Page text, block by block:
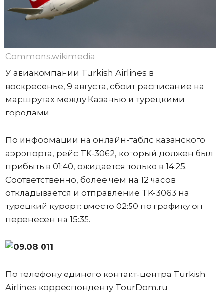
Commons.wikimedia
У авиакомпании Turkish Airlines в
воскресенье, 9 августа, сбоит расписание на
маршрутах между Казанью и турецкими
городами.
По информации на онлайн-табло казанского
аэропорта, рейс TK-3062, который должен был
прибыть в 01:40, ожидается только в 14:25.
Соответственно, более чем на 12 часов
откладывается и отправление TK-3063 на
турецкий курорт: вместо 02:50 по графику он
перенесен на 15:35.
По телефону единого контакт-центра Turkish
Airlines корреспонденту TourDom.ru